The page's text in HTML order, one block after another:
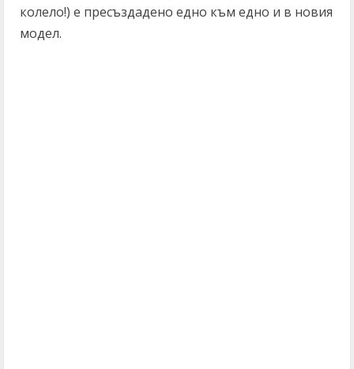
колело!) е пресъздадено едно към едно и в новия
модел.